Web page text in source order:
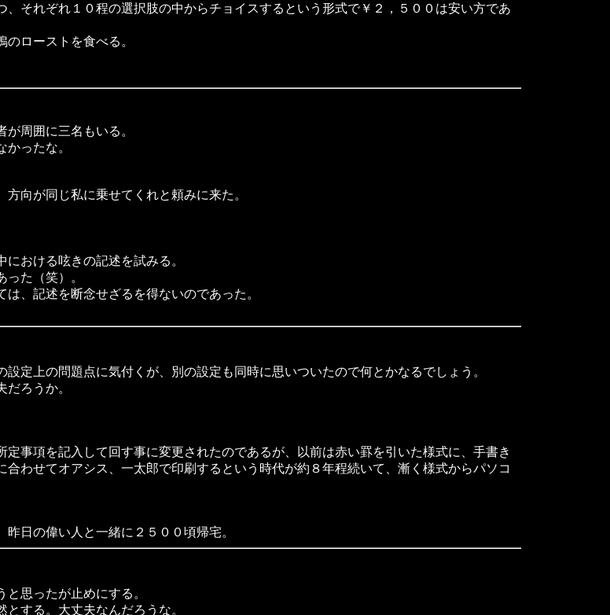
それぞれ１０程の選択肢の中からチョイスするという形式で￥２，５００は安い方であ
ローストを食べる。
周囲に三名もいる。
ったな。
向が同じ私に乗せてくれと頼みに来た。
おける呟きの記述を試みる。
た（笑）。
、記述を断念せざるを得ないのであった。
定上の問題点に気付くが、別の設定も同時に思いついたので何とかなるでしょう。
ろうか。
事項を記入して回す事に変更されたのであるが、以前は赤い罫を引いた様式に、手書き
わせてオアシス、一太郎で印刷するという時代が約８年程続いて、漸く様式からパソコ
日の偉い人と一緒に２５００頃帰宅。
思ったが止めにする。
する。大丈夫なんだろうな。